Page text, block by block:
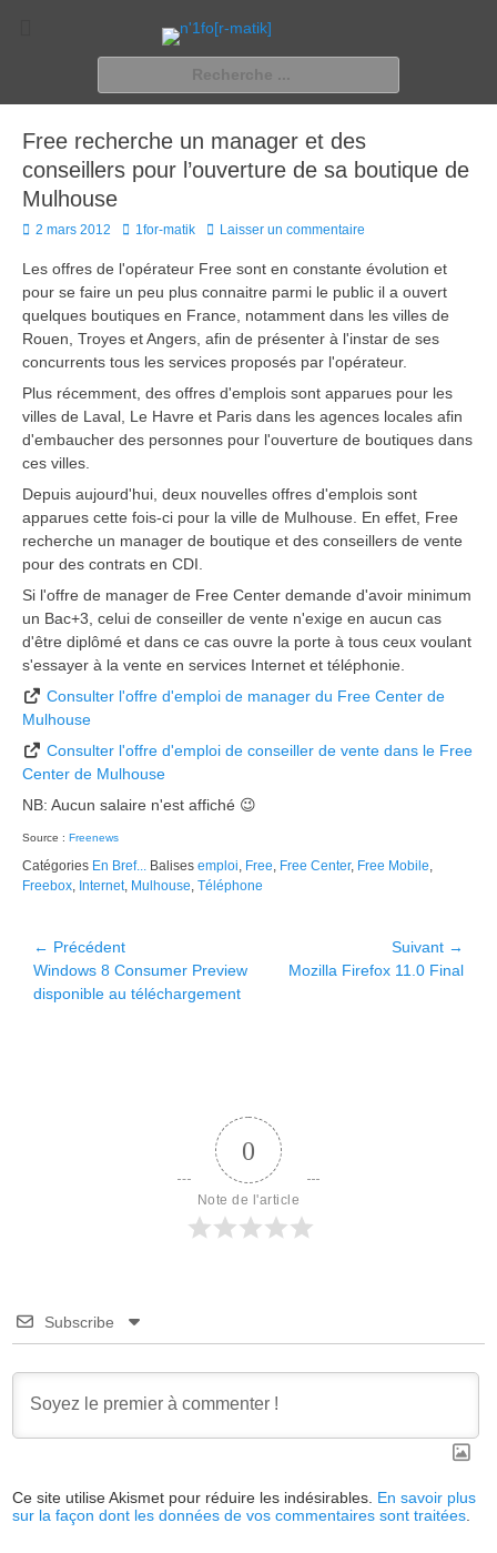
n'1fo[r-matik]
Pour les nymphos d'infos en info…
Free recherche un manager et des
conseillers pour l’ouverture de sa boutique de
Mulhouse
Posted
2 mars 2012 Author
1for-matik Laisser un commentaire
Les offres de l'opérateur Free sont en constante évolution et
pour se faire un peu plus connaitre parmi le public il a ouvert
quelques boutiques en France, notamment dans les villes de
Rouen, Troyes et Angers, afin de présenter à l'instar de ses
concurrents tous les services proposés par l'opérateur.
Plus récemment, des offres d'emplois sont apparues pour les
villes de Laval, Le Havre et Paris dans les agences locales afin
d'embaucher des personnes pour l'ouverture de boutiques dans
ces villes.
Depuis aujourd'hui, deux nouvelles offres d'emplois sont
apparues cette fois-ci pour la ville de Mulhouse. En effet, Free
recherche un manager de boutique et des conseillers de vente
pour des contrats en CDI.
Si l'offre de manager de Free Center demande d'avoir minimum
un Bac+3, celui de conseiller de vente n'exige en aucun cas
d'être diplômé et dans ce cas ouvre la porte à tous ceux voulant
s'essayer à la vente en services Internet et téléphonie.
Consulter l'offre d'emploi de manager du Free Center de
Mulhouse
Consulter l'offre d'emploi de conseiller de vente dans le Free
Center de Mulhouse
NB: Aucun salaire n'est affiché 😉
Source : Freenews
Catégories En Bref... Balises emploi, Free, Free Center, Free Mobile,
Freebox, Internet, Mulhouse, Téléphone
Navigation
de
l’article
← Précédent
Article
précédent :
Windows 8 Consumer Preview
disponible au téléchargement
Suivant →
ArticleMozilla Firefox 11.0 Final
0
Note de l'article
Subscribe
Ce site utilise Akismet pour réduire les indésirables. En savoir plus
sur la façon dont les données de vos commentaires sont traitées